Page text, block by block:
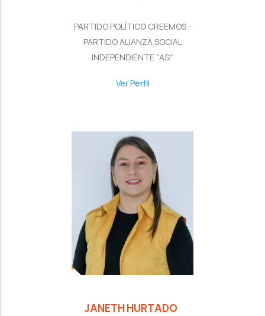
PARTIDO POLÍTICO CREEMOS -
PARTIDO ALIANZA SOCIAL
INDEPENDIENTE "ASI"
Ver Perfil
JANETH HURTADO